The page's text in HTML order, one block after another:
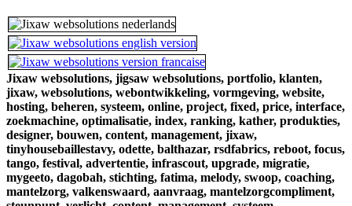
Jixaw websolutions, jigsaw websolutions, portfolio, klanten,
jixaw, websolutions, webontwikkeling, vormgeving, website,
hosting, beheren, systeem, online, project, fixed, price, interface,
zoekmachine, optimalisatie, index, ranking, kather, produkties,
designer, bouwen, content, management, jixaw,
tinyhousebaillestavy, odette, balthazar, rsdfabrics, reboot, focus,
tango, festival, advertentie, infrascout, upgrade, migratie,
mygeeto, dagobah, stichting, fatima, melody, swoop, coaching,
mantelzorg, valkenswaard, aanvraag, mantelzorgcompliment,